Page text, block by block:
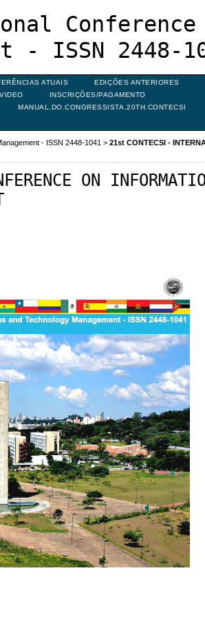
- ISSN 2448-
ATUAIS EDIÇÕES ANTERIORES
INSCRIÇÕES/PAGAMENTO
MANUAL.DO.CONGRESSISTA.20TH.CONTECSI
- ISSN 2448-1041 >21st CONTECSI -
ON